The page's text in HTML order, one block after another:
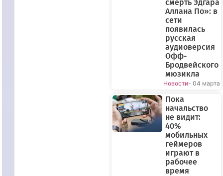
смерть Эдгара
Аллана По»: в
сети
появилась
русская
аудиоверсия
Офф-
Бродвейского
мюзикла
Новости- 04 марта
Пока
начальство
не видит:
40%
мобильных
геймеров
играют в
рабочее
время